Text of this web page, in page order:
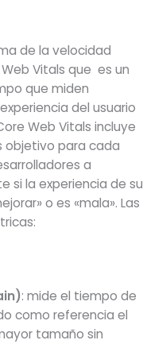
de la velocidad
Vitals que es un
que miden
del usuario
Web Vitals incluye
objetivo para cada
a
si la experiencia de su
o es «mala». Las
: mide el tiempo de
como referencia el
tamaño sin